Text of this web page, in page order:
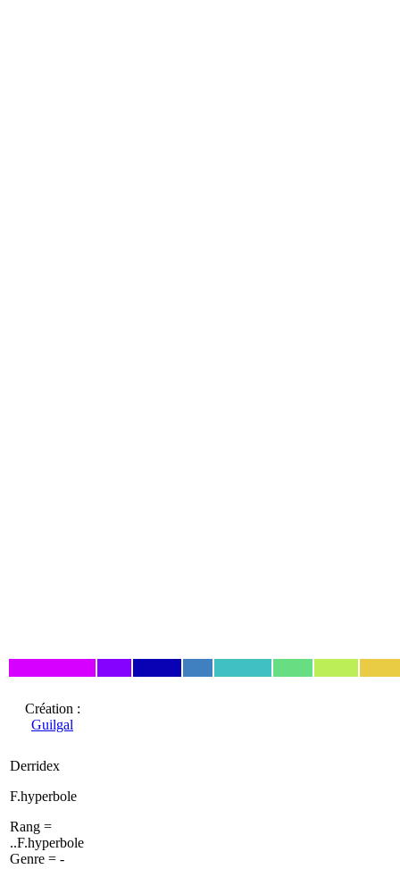
Création :
Guilgal
Derridex
F.hyperbole
Rang =
..F.hyperbole
Genre = -